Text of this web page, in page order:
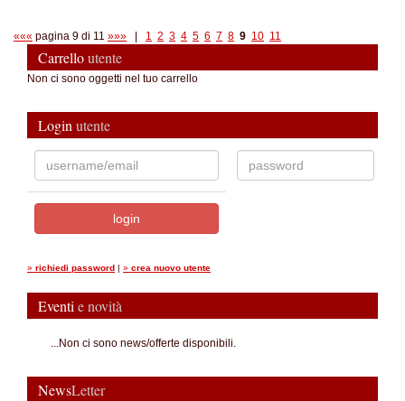
««« pagina 9 di 11 »»» 1 2 3 4 5 6 7 8 9 10 11
Carrelloutente
Non ci sono oggetti nel tuo carrello
Login utente
» richiedi password | » crea nuovo utente
Eventi e novità
...Non ci sono news/offerte disponibili.
NewsLetter